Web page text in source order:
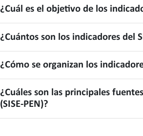
¿Cuál es el objetivo de los
¿Cuántos son los indicadores del
¿Cómo se organizan los
¿Cuáles son las principales
(SISE-PEN)?